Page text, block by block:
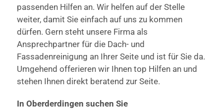
passenden Hilfen an. Wir helfen auf der Stelle
weiter, damit Sie einfach auf uns zu kommen
dürfen. Gern steht unsere Firma als
Ansprechpartner für die Dach- und
Fassadenreinigung an Ihrer Seite und ist für Sie da.
Umgehend offerieren wir Ihnen top Hilfen an und
stehen Ihnen direkt beratend zur Seite.
In Oberderdingen suchen Sie